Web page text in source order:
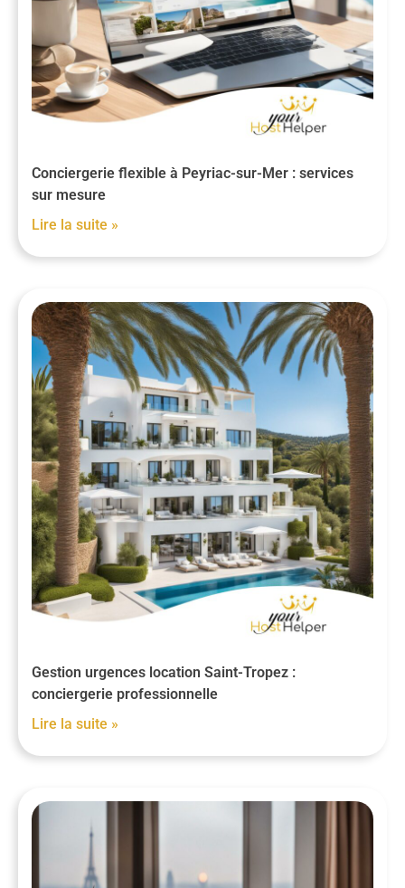
Conciergerie flexible à Peyriac-sur-Mer : services
sur mesure
Lire la suite »
Gestion urgences location Saint-Tropez :
conciergerie professionnelle
Lire la suite »